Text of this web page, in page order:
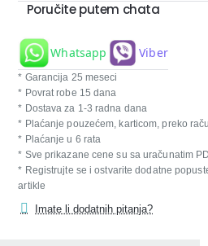
Poručite putem chata
Whatsapp Viber
* Garancija 25 meseci
* Povrat robe 15 dana
* Dostava za 1-3 radna dana
* Plaćanje pouzećem, karticom, preko
* Plaćanje u 6 rata
* Sve prikazane cene su sa uračunatim
* Registrujte se i ostvarite dodatne
artikle
Imate li dodatnih pitanja?